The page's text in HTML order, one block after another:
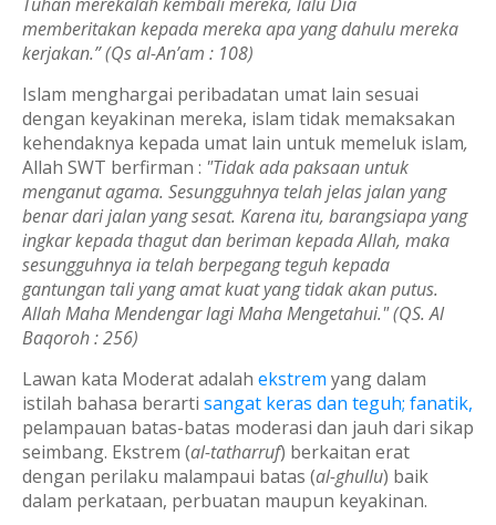
memberitakan kepada mereka apa yang dahulu mereka
kerjakan.” (Qs al-An’am : 108)
Islam menghargai peribadatan umat lain sesuai
dengan keyakinan mereka, islam tidak memaksakan
kehendaknya kepada umat lain untuk memeluk islam,
Allah SWT berfirman : "Tidak ada paksaan untuk
menganut agama. Sesungguhnya telah jelas jalan yang
benar dari jalan yang sesat. Karena itu, barangsiapa yang
ingkar kepada thagut dan beriman kepada Allah, maka
sesungguhnya ia telah berpegang teguh kepada
gantungan tali yang amat kuat yang tidak akan putus.
Allah Maha Mendengar lagi Maha Mengetahui." (QS. Al
Baqoroh : 256)
Lawan kata Moderat adalah ekstrem yang dalam
istilah bahasa berarti sangat keras dan teguh; fanatik,
pelampauan batas-batas moderasi dan jauh dari sikap
seimbang. Ekstrem (al-tatharruf) berkaitan erat
dengan perilaku malampaui batas (al-ghullu) baik
dalam perkataan, perbuatan maupun keyakinan.